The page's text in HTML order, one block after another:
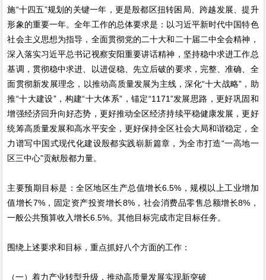
施“十四五”规划的关键一年，更是殷都区扭转困局、跨越发展、提升
形象的重要一年。全年工作的总体要求是：以习近平新时代中国特色
社会主义思想为指导，全面贯彻党的二十大和二十届二中全会精神，
深入落实习近平总书记视察安阳重要讲话精神，坚持稳中求进工作总
基调，贯彻稳中求进、以进促稳、先立后破的要求，完整、准确、全
面贯彻新发展理念，以推动高质量发展为主线，深化“十大战略”，助
推“十大建设”，构建“十大体系”，锚定“1171”发展思路，更好巩固和
增强经济回升向好态势，更好推动全区经济持续平稳健康发展，更好
统筹高质量发展和高水平安全，更好保持全区社会大局和谐稳定，全
力谱写中国式现代化建设殷都实践崭新篇章，为全市打造“一高地一
区三中心”贡献殷都力量。
主要预期目标是：全区地区生产总值增长6.5%，规模以上工业增加
值增长7%，固定资产投资增长8%，社会消费品零售总额增长8%，
一般公共预算收入增长6.5%。其他目标完成市定目标任务。
围绕上述要求和目标，重点抓好八个方面的工作：
（一）着力产业转型升级，推动高质量发展实现新突破